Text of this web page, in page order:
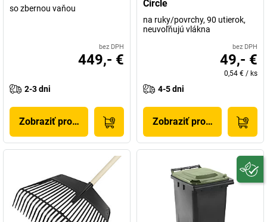
so zbernou vaňou
bez DPH
449,- €
2-3 dni
Zobraziť produkt
Circle
na ruky/povrchy, 90 utierok,
neuvoľňujú vlákna
bez DPH
49,- €
0,54 € / ks
4-5 dni
Zobraziť produkt